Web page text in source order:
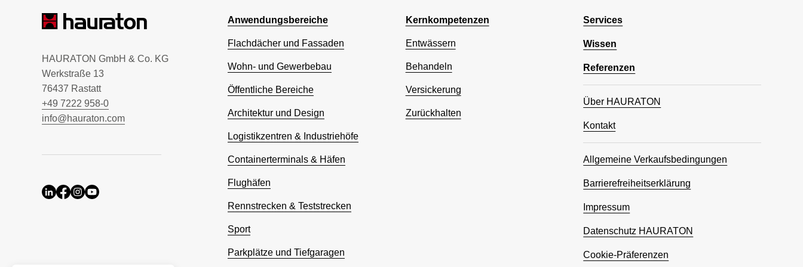
HAURATON GmbH & Co. KG
Werkstraße 13
76437 Rastatt
+49 7222 958-0
info@hauraton.com
Anwendungsbereiche
Flachdächer und Fassaden
Wohn- und Gewerbebau
Öffentliche Bereiche
Architektur und Design
Logistikzentren & Industriehöfe
Containerterminals & Häfen
Flughäfen
Rennstrecken & Teststrecken
Sport
Parkplätze und Tiefgaragen
Kernkompetenzen
Entwässern
Behandeln
Versickerung
Zurückhalten
Services
Wissen
Referenzen
Über HAURATON
Kontakt
Allgemeine Verkaufsbedingungen
Barrierefreiheitserklärung
Impressum
Datenschutz HAURATON
Cookie-Präferenzen